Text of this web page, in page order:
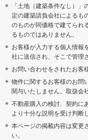
「土地（建築条件なし）
定の建築請負会社によるも
のものが同価格で建てられ
るものではありません。
お客様が入力する個人情報
社に送信され、そこで管理
お問い合わせをされたお客
物件に関するお客様のお問
関与いたしません。取扱会
不動産購入の検討、契約に
より十分な説明を受け判断
本ページの掲載内容は変更
い。